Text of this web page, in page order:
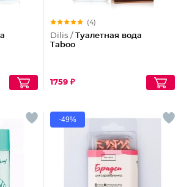
(4)
Dilis / Туалетная вода
Taboo
1759 ₽
-49%